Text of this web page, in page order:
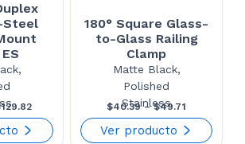
Steel
129.82Price
range:
180° Square Glass-
to-Glass Railing
Clamp
Matte Black,
Polished
Stainless
$40.39 – $49.71
range:
Ver producto